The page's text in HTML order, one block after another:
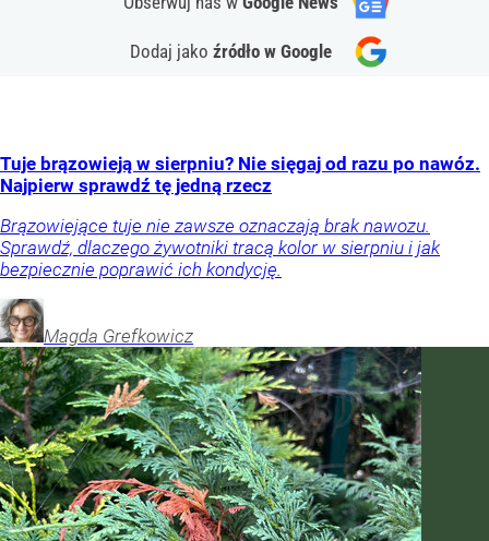
Dodaj jako źródło w Google
Tuje brązowieją w sierpniu? Nie sięgaj od razu po nawóz.
Najpierw sprawdź tę jedną rzecz
Brązowiejące tuje nie zawsze oznaczają brak nawozu.
Sprawdź, dlaczego żywotniki tracą kolor w sierpniu i jak
bezpiecznie poprawić ich kondycję.
Magda Grefkowicz